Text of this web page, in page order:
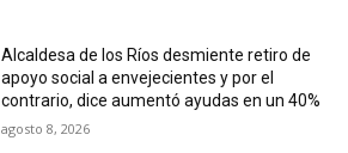
Alcaldesa de los Ríos desmiente retiro de
apoyo social a envejecientes y por el
contrario, dice aumentó ayudas en un 40%
agosto 8, 2026